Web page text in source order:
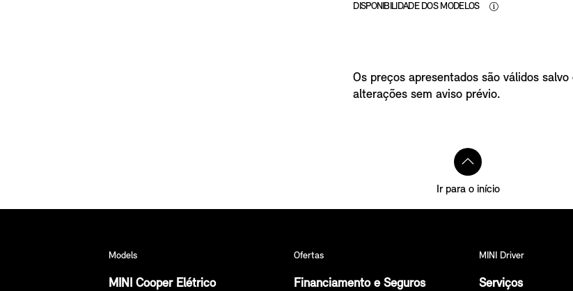
DISPONIBILIDADE DOS MODELOS
Os preços apresentados são válidos
alterações sem aviso prévio.
Ir para o início
Models
MINI Cooper Elétrico
Ofertas
Financiamento e Seguros
MINI Driver
Serviços